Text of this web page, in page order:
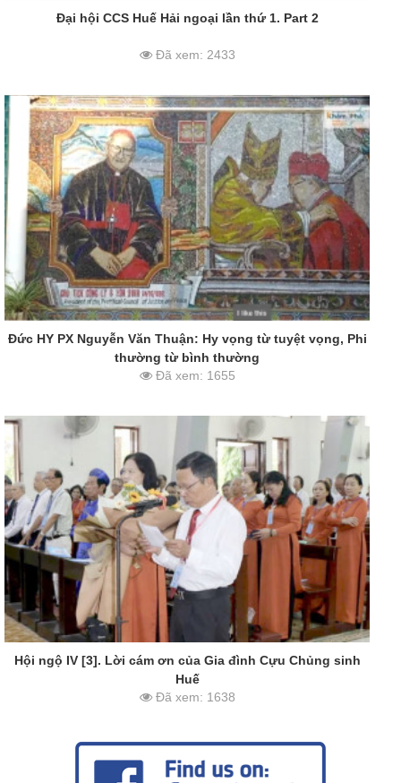
Đại hội CCS Huế Hải ngoại lần thứ 1. Part 2
Đã xem: 2433
Đức HY PX Nguyễn Văn Thuận: Hy vọng từ tuyệt vọng, Phi
thường từ bình thường
Đã xem: 1655
Hội ngộ IV [3]. Lời cám ơn của Gia đình Cựu Chủng sinh
Huế
Đã xem: 1638